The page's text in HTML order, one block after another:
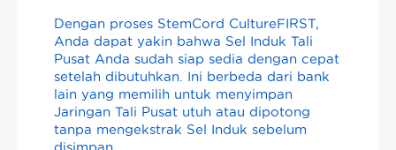
Dengan proses StemCord CultureFIRST,
Anda dapat yakin bahwa Sel Induk Tali
Pusat Anda sudah siap sedia dengan cepat
setelah dibutuhkan. Ini berbeda dari bank
lain yang memilih untuk menyimpan
Jaringan Tali Pusat utuh atau dipotong
tanpa mengekstrak Sel Induk sebelum
disimpan.